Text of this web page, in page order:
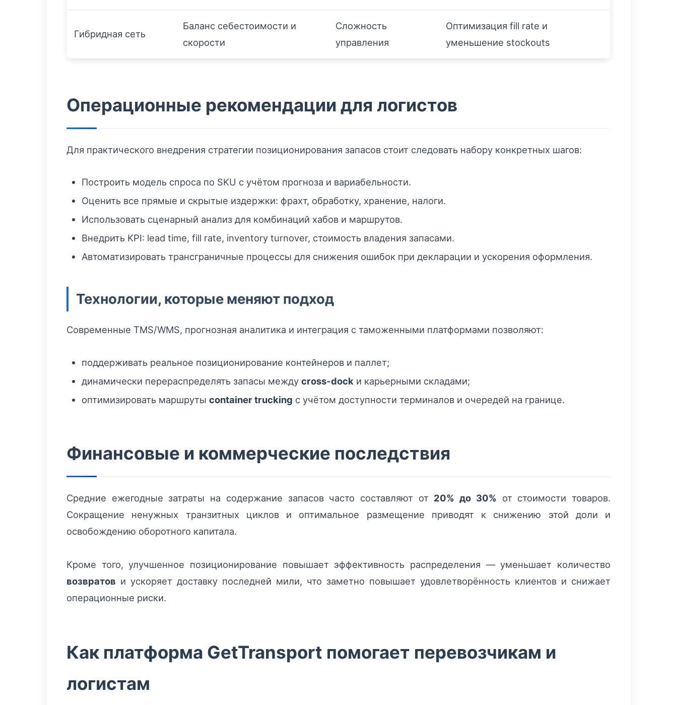
Гибридная сеть
Баланс себестоимости и
скорости
Сложность
управления
Оптимизация fill rate и
уменьшение stockouts
Операционные рекомендации для логистов
Для практического внедрения стратегии позиционирования запасов стоит следовать набору конкретных шагов:
Построить модель спроса по SKU с учётом прогноза и вариабельности.
Оценить все прямые и скрытые издержки: фрахт, обработку, хранение, налоги.
Использовать сценарный анализ для комбинаций хабов и маршрутов.
Внедрить KPI: lead time, fill rate, inventory turnover, стоимость владения запасами.
Автоматизировать трансграничные процессы для снижения ошибок при декларации и ускорения оформления.
Технологии, которые меняют подход
Современные TMS/WMS, прогнозная аналитика и интеграция с таможенными платформами позволяют:
поддерживать реальное позиционирование контейнеров и паллет;
динамически перераспределять запасы между cross‑dock и карьерными складами;
оптимизировать маршруты container trucking с учётом доступности терминалов и очередей на границе.
Финансовые и коммерческие последствия
Средние ежегодные затраты на содержание запасов часто составляют от 20% до 30% от стоимости товаров.
Сокращение ненужных транзитных циклов и оптимальное размещение приводят к снижению этой доли и
освобождению оборотного капитала.
Кроме того, улучшенное позиционирование повышает эффективность распределения — уменьшает количество
возвратов и ускоряет доставку последней мили, что заметно повышает удовлетворённость клиентов и снижает
операционные риски.
Как платформа GetTransport помогает перевозчикам и
логистам